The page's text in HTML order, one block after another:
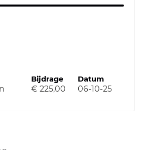
Bijdrage Datum
€ 225,00 06-10-25